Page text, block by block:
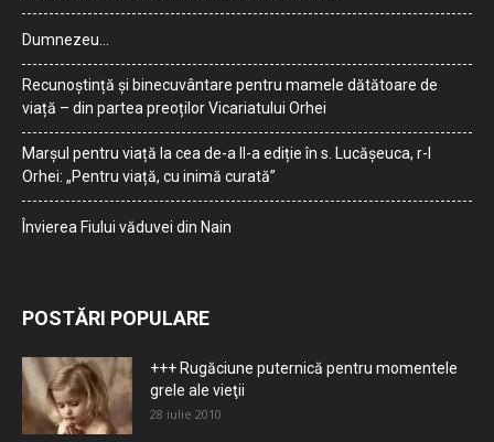
Dumnezeu…
Recunoștință și binecuvântare pentru mamele dătătoare de
viață – din partea preoților Vicariatului Orhei
Marșul pentru viață la cea de-a II-a ediție în s. Lucășeuca, r-l
Orhei: „Pentru viață, cu inimă curată”
Învierea Fiului văduvei din Nain
POSTĂRI POPULARE
+++ Rugăciune puternică pentru momentele
grele ale vieţii
28 iulie 2010